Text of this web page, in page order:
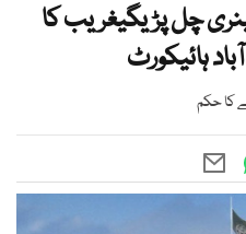
چل پڑیگیغریب کا
ہائیکورٹ
کا حکم